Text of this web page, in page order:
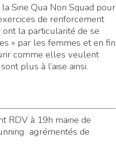
Sine Qua Non Squad pour
de renforcement
ont la particularité de se
» par les femmes et en fin
comme elles veulent
plus à l’aise ainsi.
RDV à 19h mairie de
agrémentés de